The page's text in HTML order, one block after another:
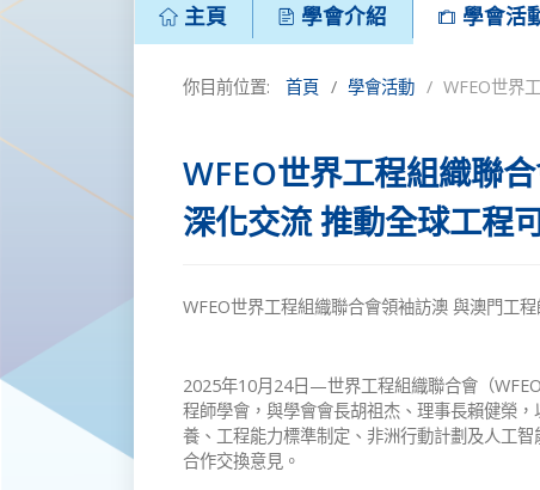
主頁 學會介紹 學會活
你目前位置: 首頁 學會活動 WFEO世界
WFEO世界工程組織聯
深化交流 推動全球工程
WFEO世界工程組織聯合會領袖訪澳 與澳門工
2025年10月24日—世界工程組織聯合會（
程師學會，與學會會長胡祖杰、理事長賴健榮
養、工程能力標準制定、非洲行動計劃及人工
合作交換意見。